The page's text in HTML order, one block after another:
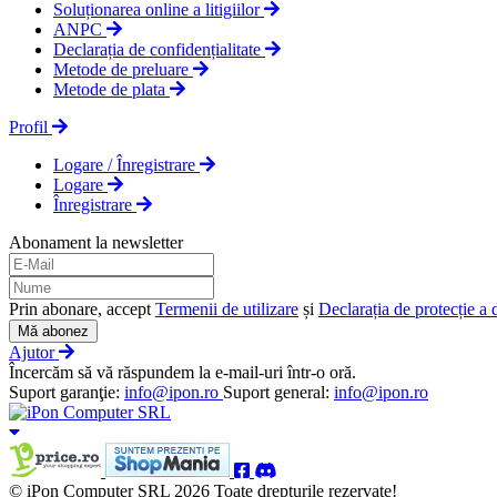
Soluționarea online a litigiilor
ANPC
Declarația de confidențialitate
Metode de preluare
Metode de plata
Profil
Logare / Înregistrare
Logare
Înregistrare
Abonament la newsletter
Prin abonare, accept Termenii de utilizare și Declarația de protecție a
Mă abonez
Ajutor
Încercăm să vă răspundem la e-mail-uri într-o oră.
Suport garanţie: info@ipon.ro Suport general: info@ipon.ro
© iPon Computer SRL 2026 Toate drepturile rezervate!